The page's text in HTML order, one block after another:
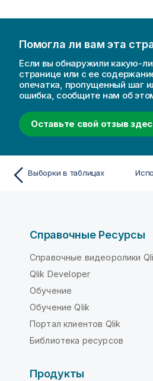
Помогла ли вам эта
Если вы обнаружили какую-
странице или с ее
опечатка, пропущенный шаг
ошибка, сообщите нам об
Оставьте свой отзыв
Выборки в таблицах
Справочные Ресурсы
Справочные видеоролики
Qlik Developer
Обучение
Обучение Qlik
Портал клиентов Qlik
Библиотека ресурсов
Продукты